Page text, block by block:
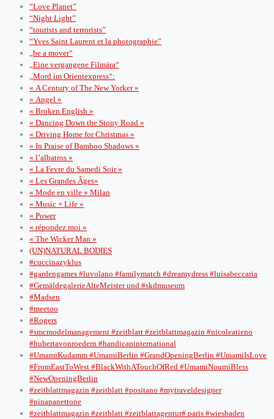
“Love Planet”
“Night Light”
“tourists and terrorists”
“Yves Saint Laurent et la photographie”
„be a mover“
„Eine vergangene Filmära“
„Mord im Orientexpress“:
« A Century of The New Yorker »
« Angel »
« Broken English »
« Dancing Down the Stony Road »
« Driving Home for Christmas »
« In Praise of Bamboo Shadows »
« l’albatros »
« La Fevre du Samedi Soir »
« Les Grandes Âges»
« Mode en ville » Milan
« Music + Life »
« Power
« répondez moi »
« The Wicker Man »
(UN)NATURAL BODIES
#cuccinazyklus
#gardengames #luvolano #familymatch #dreamydress #luisabeccaria
#GemäldegalerieAlteMeister und #skdmuseum
#Madsen
#meetoo
#Rogers
#smcmodelmanagement #zeitblatt #zeitblattmagazin #nicoleatieno
#hubertavonroedern #handicapinternational
#UmamiKudamm #UmamiBerlin #GrandOpeningBerlin #UmamiIsLove
#FromEastToWest #BlackWithATouchOfRed #UmamiNoumiBless
#NewOpeningBerlin
#zeitblattmagazin #zeitblatt #positano #mytraveldesigner
#pinapanettone
#zeitblattmagazin #zeitblatt #zeitblattagentur# paris #wiesbaden